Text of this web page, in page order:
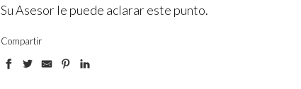
Su Asesor le puede aclarar este punto.
Compartir